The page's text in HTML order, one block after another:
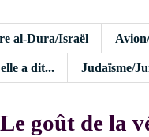
al-Dura/Israël
a dit... Judaïsme/
goût de la